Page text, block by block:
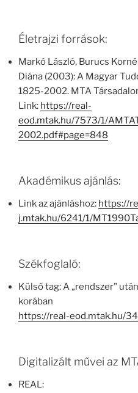
Életrajzi források:
Markó László, Burucs
Diána (2003): A Magyar
1825-2002. MTA
Link: https://real-
eod.mtak.hu/7573/1/
2002.pdf#page=848
Akadémikus ajánlás:
Link az ajánláshoz: https://
j.mtak.hu/6241/1/
Székfoglaló:
Külső tag: A „rendszer"
korában
https://real-eod.mtak.hu/
Digitalizált művei az
REAL: